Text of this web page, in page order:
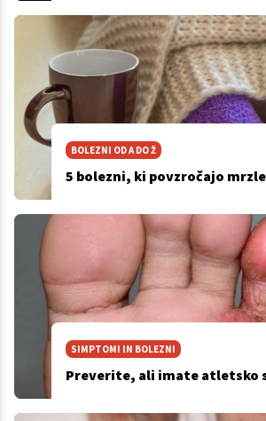
BOLEZNI OD A DO Ž
5 bolezni, ki povzročajo
SIMPTOMI IN BOLEZNI
Preverite, ali imate atletsko